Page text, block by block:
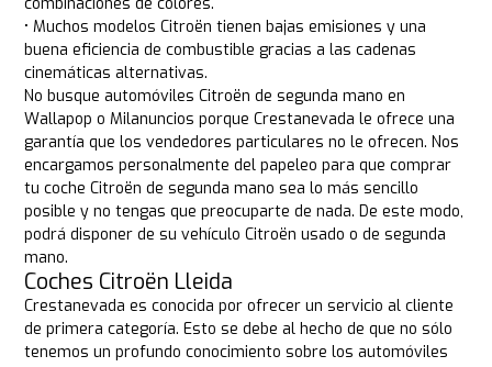
• Muchos modelos Citroën tienen bajas emisiones y una
buena eficiencia de combustible gracias a las cadenas
cinemáticas alternativas.
No busque automóviles Citroën de segunda mano en
Wallapop o Milanuncios porque Crestanevada le ofrece una
garantía que los vendedores particulares no le ofrecen. Nos
encargamos personalmente del papeleo para que comprar
tu coche Citroën de segunda mano sea lo más sencillo
posible y no tengas que preocuparte de nada. De este modo,
podrá disponer de su vehículo Citroën usado o de segunda
mano.
Coches Citroën Lleida
Crestanevada es conocida por ofrecer un servicio al cliente
de primera categoría. Esto se debe al hecho de que no sólo
tenemos un profundo conocimiento sobre los automóviles